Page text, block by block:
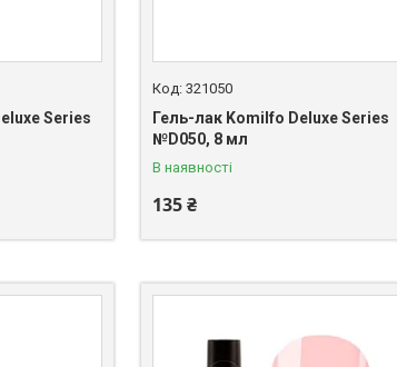
Series
321050
Гель-лак Komilfo Deluxe Series
№D050, 8 мл
В наявності
135 ₴